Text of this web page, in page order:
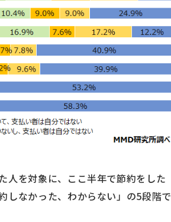
人を対象に、ここ半年で節約をした
しなかった、わからない」の5段階で